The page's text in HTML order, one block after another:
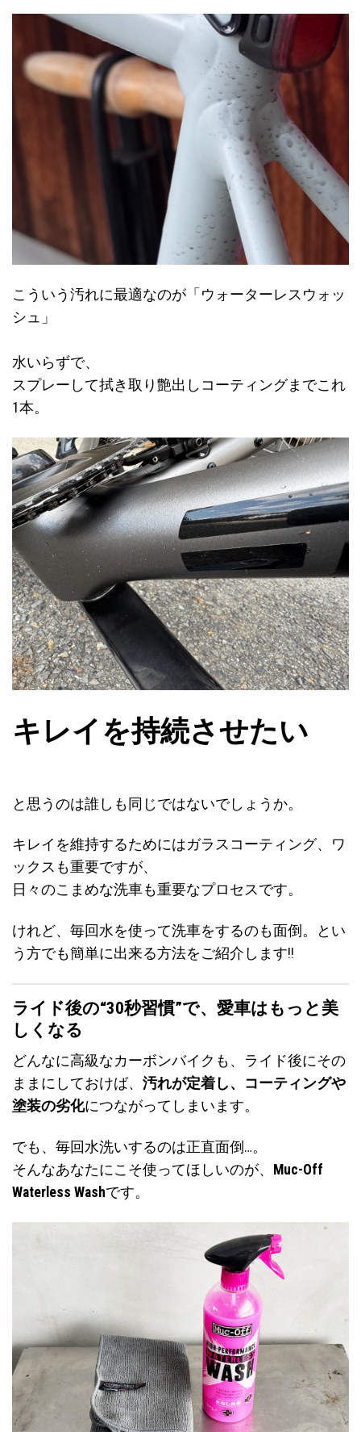
こういう汚れに最適なのが「ウォーターレスウォッ
シュ」
水いらずで、
スプレーして拭き取り艶出しコーティングまでこれ
1本。
キレイを持続させたい
と思うのは誰しも同じではないでしょうか。
キレイを維持するためにはガラスコーティング、ワ
ックスも重要ですが、
日々のこまめな洗車も重要なプロセスです。
けれど、毎回水を使って洗車をするのも面倒。とい
う方でも簡単に出来る方法をご紹介します!!
ライド後の“30秒習慣”で、愛車はもっと美
しくなる
どんなに高級なカーボンバイクも、ライド後にその
ままにしておけば、 汚れが定着し、コーティングや
塗装の劣化につながってしまいます。
でも、毎回水洗いするのは正直面倒…。
そんなあなたにこそ使ってほしいのが、 Muc-Off
Waterless Washです。